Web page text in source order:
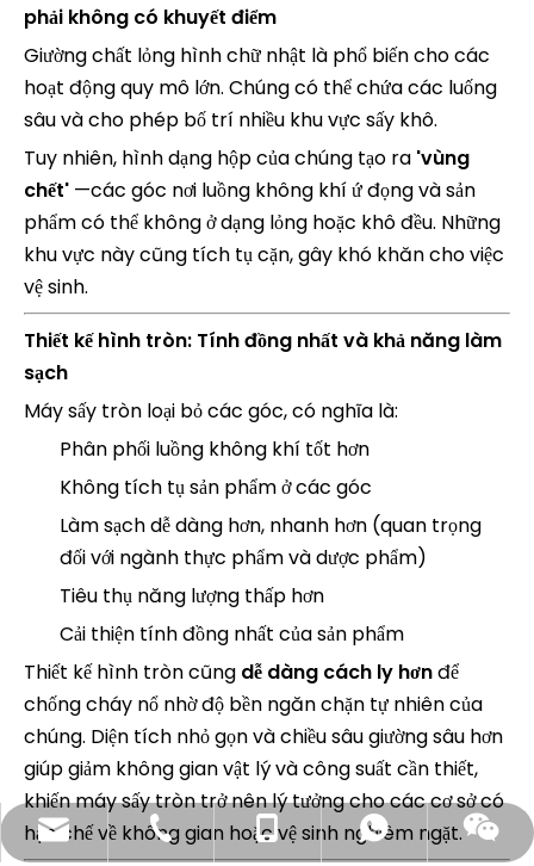
phải không có khuyết điểm
Giường chất lỏng hình chữ nhật là phổ biến cho các
hoạt động quy mô lớn. Chúng có thể chứa các luống
sâu và cho phép bố trí nhiều khu vực sấy khô.
Tuy nhiên, hình dạng hộp của chúng tạo ra 'vùng
chết' —các góc nơi luồng không khí ứ đọng và sản
phẩm có thể không ở dạng lỏng hoặc khô đều. Những
khu vực này cũng tích tụ cặn, gây khó khăn cho việc
vệ sinh.
Thiết kế hình tròn: Tính đồng nhất và khả năng làm
sạch
Máy sấy tròn loại bỏ các góc, có nghĩa là:
Phân phối luồng không khí tốt hơn
Không tích tụ sản phẩm ở các góc
Làm sạch dễ dàng hơn, nhanh hơn (quan trọng
đối với ngành thực phẩm và dược phẩm)
Tiêu thụ năng lượng thấp hơn
Cải thiện tính đồng nhất của sản phẩm
Thiết kế hình tròn cũng dễ dàng cách ly hơnđể
chống cháy nổ nhờ độ bền ngăn chặn tự nhiên của
chúng. Diện tích nhỏ gọn và chiều sâu giường sâu hơn
giúp giảm không gian vật lý và công suất cần thiết,
khiến máy sấy tròn trở nên lý tưởng cho các cơ sở có
hạn chế về không gian hoặc vệ sinh nghiêm ngặt.
lydia@jinlingdry.com
+86 13776858224
+86 13776858224
Whatsapp
Wechat